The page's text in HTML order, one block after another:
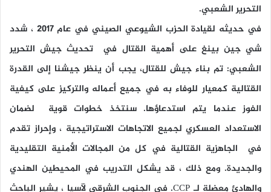
التحرير الشعبي.
في حديثه لقيادة الحزب الشيوعي الصيني في عام 2017 ، شدد
شي جين بينغ على أهمية القتال في تحديث جيش التحرير
الشعبي: تم بناء جيش للقتال، يجب أن ينظر جيشنا إلى القدرة
القتالية كمعيار للوفاء به في جميع أعماله والتركيز على كيفية
الفوز عندما يتم استدعاؤها. سنتخذ خطوات قوية لضمان
الاستعداد العسكري لجميع الاتجاهات الاستراتيجية ، وإحراز تقدم
في الجاهزية القتالية في كل من المجالات الأمنية التقليدية
والجديدة. ومع ذلك ، قد يشكل التدريب في المحيطين الهندي
والهادئ معضلة لـ CCP. في الجنوب الشرقي لآسيا ، يشير الباحث